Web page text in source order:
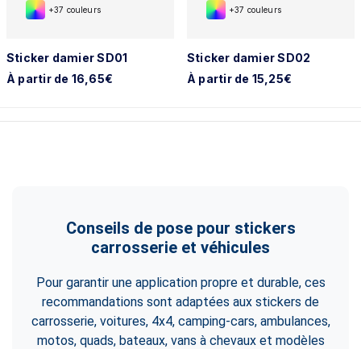
+37 couleurs
Sticker damier SD01
À partir de 16,65€
+37 couleurs
Sticker damier SD02
À partir de 15,25€
Conseils de pose pour stickers
carrosserie et véhicules
Pour garantir une application propre et durable, ces
recommandations sont adaptées aux stickers de
carrosserie, voitures, 4x4, camping-cars, ambulances,
motos, quads, bateaux, vans à chevaux et modèles